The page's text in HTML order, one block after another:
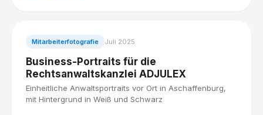
Mitarbeiterfotografie Juli 2025
Business-Portraits für die
Rechtsanwaltskanzlei ADJULEX
Einheitliche Anwaltsportraits vor Ort in Aschaffenburg,
mit Hintergrund in Weiß und Schwarz